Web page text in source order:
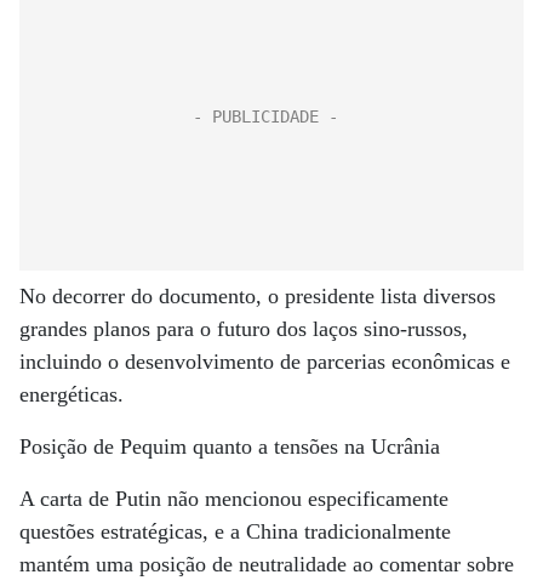
No decorrer do documento, o presidente lista diversos
grandes planos para o futuro dos laços sino-russos,
incluindo o desenvolvimento de parcerias econômicas e
energéticas.
Posição de Pequim quanto a tensões na Ucrânia
A carta de Putin não mencionou especificamente
questões estratégicas, e a China tradicionalmente
mantém uma posição de neutralidade ao comentar sobre